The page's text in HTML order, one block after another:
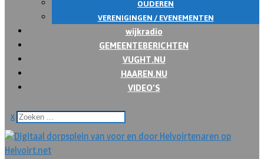
OUDEREN
VERENIGINGEN / EVENEMENTEN
wijkradio
GEMEENTEBERICHTEN
VUGHT.NU
HAAREN.NU
VIDEO’S
x